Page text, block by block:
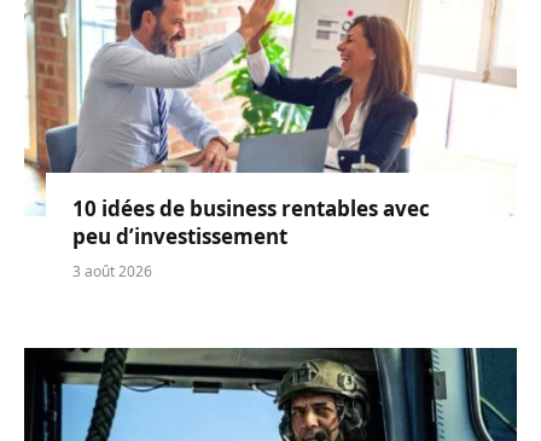
10 idées de business rentables avec
peu d’investissement
3 août 2026